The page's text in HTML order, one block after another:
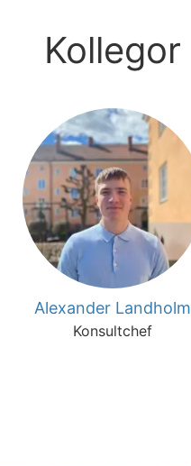
Kollegor
Alexander Landholm
Konsultchef